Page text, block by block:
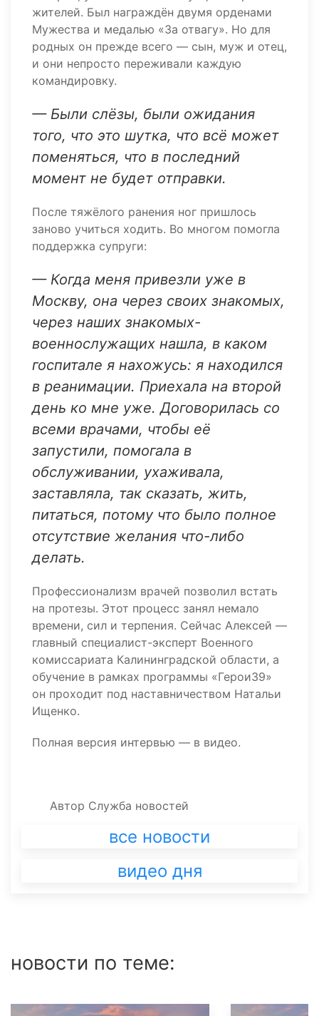
жителей. Был награждён двумя орденами
Мужества и медалью «За отвагу». Но для
родных он прежде всего — сын, муж и отец,
и они непросто переживали каждую
командировку.
— Были слёзы, были ожидания
того, что это шутка, что всё может
поменяться, что в последний
момент не будет отправки.
После тяжёлого ранения ног пришлось
заново учиться ходить. Во многом помогла
поддержка супруги:
— Когда меня привезли уже в
Москву, она через своих знакомых,
через наших знакомых-
военнослужащих нашла, в каком
госпитале я нахожусь: я находился
в реанимации. Приехала на второй
день ко мне уже. Договорилась со
всеми врачами, чтобы её
запустили, помогала в
обслуживании, ухаживала,
заставляла, так сказать, жить,
питаться, потому что было полное
отсутствие желания что-либо
делать.
Профессионализм врачей позволил встать
на протезы. Этот процесс занял немало
времени, сил и терпения. Сейчас Алексей —
главный специалист-эксперт Военного
комиссариата Калининградской области, а
обучение в рамках программы «Герои39»
он проходит под наставничеством Натальи
Ищенко.
Полная версия интервью — в видео.
Автор Служба новостей
все новости
видео дня
новости по теме: